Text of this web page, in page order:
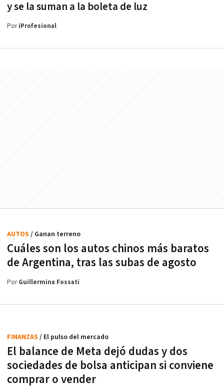
y se la suman a la boleta de luz
PoriProfesional
Cuáles son los autos chinos más baratos
de Argentina, tras las subas de agosto
AUTOS / Ganan terreno
PorGuillermina Fossati
El balance de Meta dejó dudas y dos
sociedades de bolsa anticipan si conviene
comprar o vender
FINANZAS / El pulso del mercado